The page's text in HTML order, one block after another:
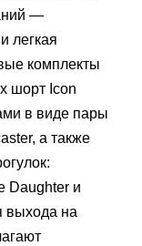
—
легкая
комплекты
шорт Icon
в виде пары
а также
Daughter и
выхода на